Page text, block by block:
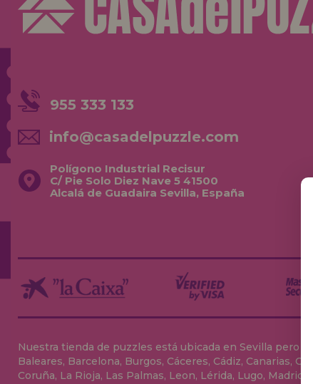
955 333 133
info@casadelpuzzle.com
Polígono Industrial Recisur
C/ Pie Solo Diez Nave 5 41500
Alcalá de Guadaira Sevilla, España
Nuestra tienda de puzzles está ubicada en Sevilla pero
Baleares, Barcelona, Burgos, Cáceres, Cádiz, Canarias,
Coruña, La Rioja, Las Palmas, Leon, Lérida, Lugo,